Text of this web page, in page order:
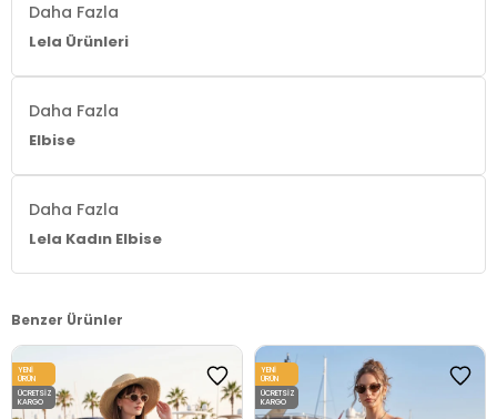
Daha Fazla
Lela Ürünleri
Daha Fazla
Elbise
Daha Fazla
Lela Kadın Elbise
Benzer Ürünler
YENI
ÜRÜN
ÜCRETSIZ
KARGO
YENI
ÜRÜN
ÜCRETSIZ
KARGO